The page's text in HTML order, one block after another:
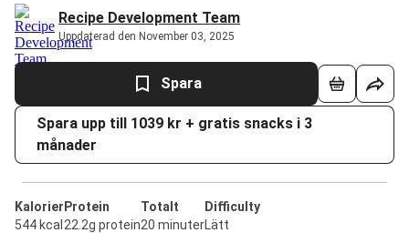
Recipe Development Team
Uppdaterad den November 03, 2025
Spara
Spara upp till 1039 kr + gratis snacks i 3
månader
Kalorier
544 kcal
Protein
22.2g protein
Totalt
20 minuter
Difficulty
Lätt